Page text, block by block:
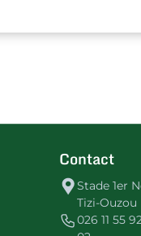
Contact
Stade 1er
Tizi-Ouzou
026 11 55